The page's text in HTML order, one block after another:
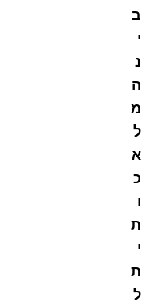
ב
י
נ
ה
מ
ל
א
כ
ו
ת
י
ת
ל